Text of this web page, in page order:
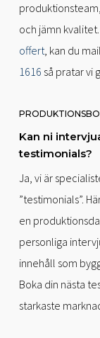
och jämn
offert, kan du
1616 så pratar vi
Kan ni
testimonials?
Ja, vi är
”testimonials”.
en
personliga
innehåll som
Boka din nästa
starkaste